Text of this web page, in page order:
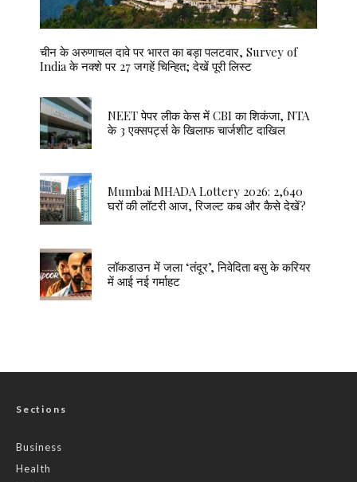
चीन के अरुणाचल दावे पर भारत का बड़ा पलटवार, Survey of
India के नक्शे पर 27 जगहें चिन्हित; देखें पूरी लिस्ट
NEET पेपर लीक केस में CBI का शिकंजा, NTA
के 3 एक्सपर्ट्स के खिलाफ चार्जशीट दाखिल
Mumbai MHADA Lottery 2026: 2,640
घरों की लॉटरी आज, रिजल्ट कब और कैसे देखें?
लॉकडाउन में जला ‘तंदूर’, निवेदिता बसु के करियर
में आई नई गर्माहट
Sections
Business
Health